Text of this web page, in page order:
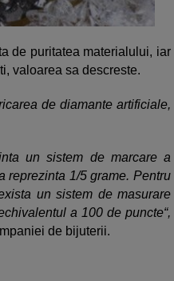
de puritatea materialului, iar
valoarea sa descreste.
de diamante artificiale,
un sistem de marcare a
reprezinta 1/5 grame. Pentru
un sistem de masurare
a 100 de puncte“,
de bijuterii.